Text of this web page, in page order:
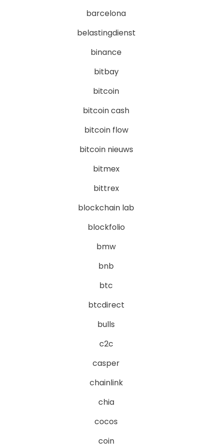
barcelona
belastingdienst
binance
bitbay
bitcoin
bitcoin cash
bitcoin flow
bitcoin nieuws
bitmex
bittrex
blockchain lab
blockfolio
bmw
bnb
btc
btcdirect
bulls
c2c
casper
chainlink
chia
cocos
coin